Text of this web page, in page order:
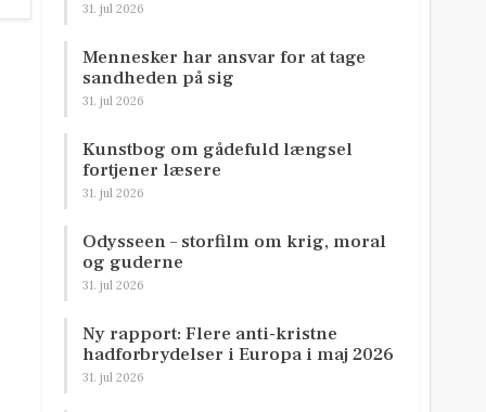
31. jul 2026
Mennesker har ansvar for at tage
sandheden på sig
31. jul 2026
Kunstbog om gådefuld længsel
fortjener læsere
31. jul 2026
Odysseen – storfilm om krig, moral
og guderne
31. jul 2026
Ny rapport: Flere anti-kristne
hadforbrydelser i Europa i maj 2026
31. jul 2026